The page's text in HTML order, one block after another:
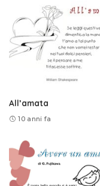
All’amata
10 anni fa